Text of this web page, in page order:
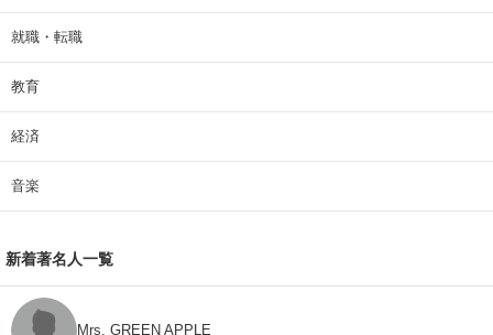
就職・転職
教育
経済
音楽
新着著名人一覧
Mrs. GREEN APPLE